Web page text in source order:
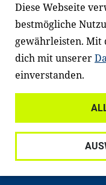
mit Ministerien,
Einrichtungen,
und anderen
Haftungsausschluss
Diese Webseite
bestmögliche
gewährleisten. Mit
dich mit unserer
einverstanden.